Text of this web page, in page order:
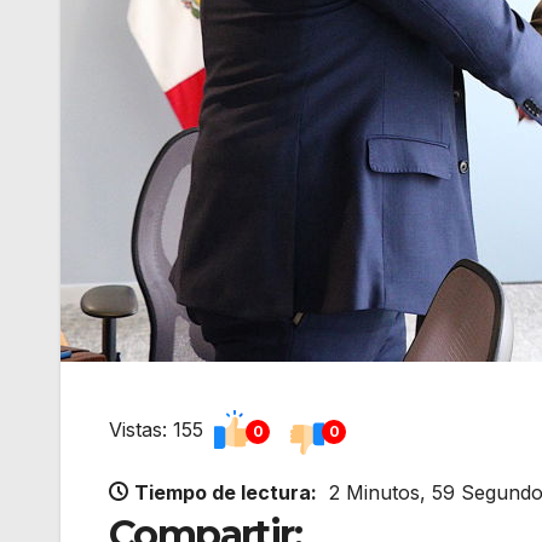
Vistas: 155 0 0
Tiempo de lectura: 2 Minutos, 59